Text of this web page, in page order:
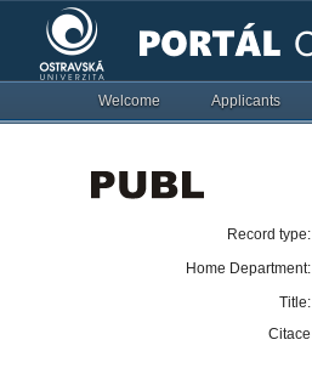
Welcome Applicants
Record type:
Home Department:
Title:
Citace